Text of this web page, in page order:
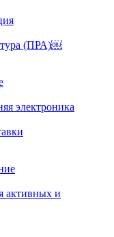
(ПРА)￼
электроника
активных и